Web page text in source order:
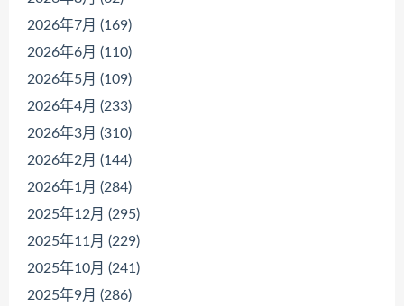
2026年7月 (169)
2026年6月 (110)
2026年5月 (109)
2026年4月 (233)
2026年3月 (310)
2026年2月 (144)
2026年1月 (284)
2025年12月 (295)
2025年11月 (229)
2025年10月 (241)
2025年9月 (286)